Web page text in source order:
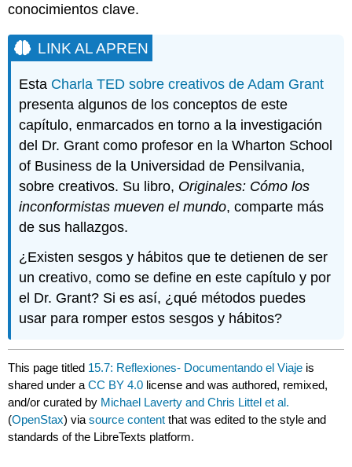
conocimientos clave.
LINK AL APREN
Esta Charla TED sobre creativos de Adam Grant
presenta algunos de los conceptos de este
capítulo, enmarcados en torno a la investigación
del Dr. Grant como profesor en la Wharton School
of Business de la Universidad de Pensilvania,
sobre creativos. Su libro, Originales: Cómo los
inconformistas mueven el mundo, comparte más
de sus hallazgos.
¿Existen sesgos y hábitos que te detienen de ser
un creativo, como se define en este capítulo y por
el Dr. Grant? Si es así, ¿qué métodos puedes
usar para romper estos sesgos y hábitos?
This page titled 15.7: Reflexiones- Documentando el Viaje is
shared under aCC BY 4.0 license and was authored, remixed,
and/or curated by Michael Laverty and Chris Littel et al.
(OpenStax) viasource content that was edited to the style and
standards of the LibreTexts platform.